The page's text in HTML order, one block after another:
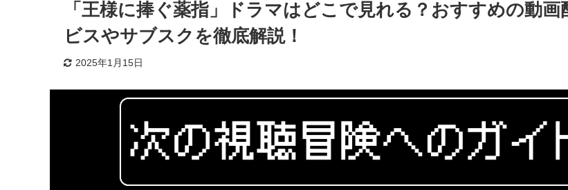
「王様に捧ぐ薬指」ドラマはどこで見れる？おすすめの動画
ビスやサブスクを徹底解説！
2025年1月15日